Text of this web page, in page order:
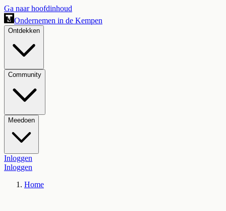
Ga naar hoofdinhoud
Ondernemen in de Kempen
Ontdekken
Community
Meedoen
Inloggen
Inloggen
Home